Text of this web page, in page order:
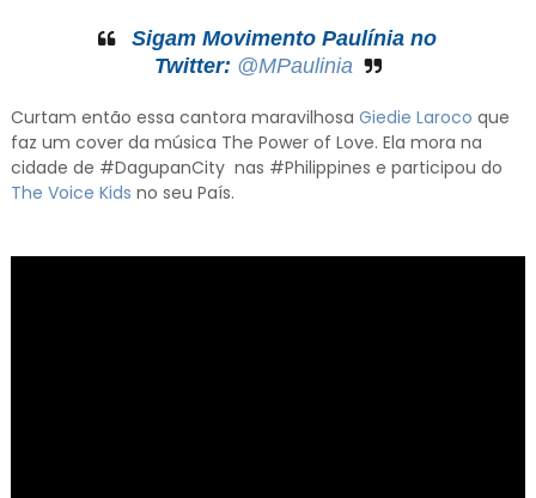
Sigam Movimento Paulínia no
Twitter: @MPaulinia
Curtam então essa cantora maravilhosa Giedie Laroco que
faz um cover da música The Power of Love. Ela mora na
cidade de #DagupanCity nas #Philippines e participou do
The Voice Kids no seu País.